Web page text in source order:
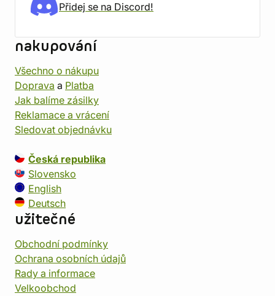
Přidej se na Discord!
nakupování
Všechno o nákupu
Doprava a Platba
Jak balíme zásilky
Reklamace a vrácení
Sledovat objednávku
Česká republika
Slovensko
English
Deutsch
užitečné
Obchodní podmínky
Ochrana osobních údajů
Rady a informace
Velkoobchod